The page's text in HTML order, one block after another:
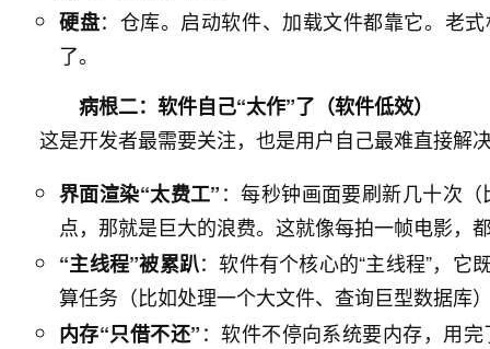
硬盘：仓库。启动软件、加载文件都靠它。老
了。
病根二：软件自己“太作”了（软件低效）
这是开发者最需要关注，也是用户自己最难直接解
界面渲染“太费工”：每秒钟画面要刷新几十次
点，那就是巨大的浪费。这就像每拍一帧电影，
“主线程”被累趴：软件有个核心的“主线程”，
算任务（比如处理一个大文件、查询巨型数据库
内存“只借不还”：软件不停向系统要内存，用